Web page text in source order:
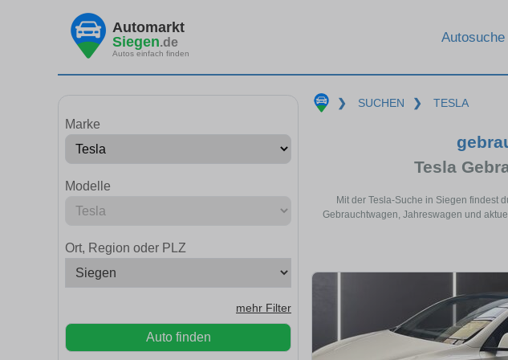
Automarkt
Siegen.de
Autos einfach finden
Autosuche
Marke
Modelle
Ort, Region oder PLZ
mehr Filter
Auto finden
❯ SUCHEN ❯ TESLA
Tesla
Mit der Tesla-Suche in Siegen findest
Gebrauchtwagen, Jahreswagen und